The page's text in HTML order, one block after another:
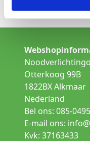
Otterkoog 99B
1822BX Alkmaar
Nederland
Bel ons: 085-
E-mail ons:
Kvk: 37163433